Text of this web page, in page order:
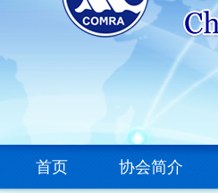
首页 协会简介